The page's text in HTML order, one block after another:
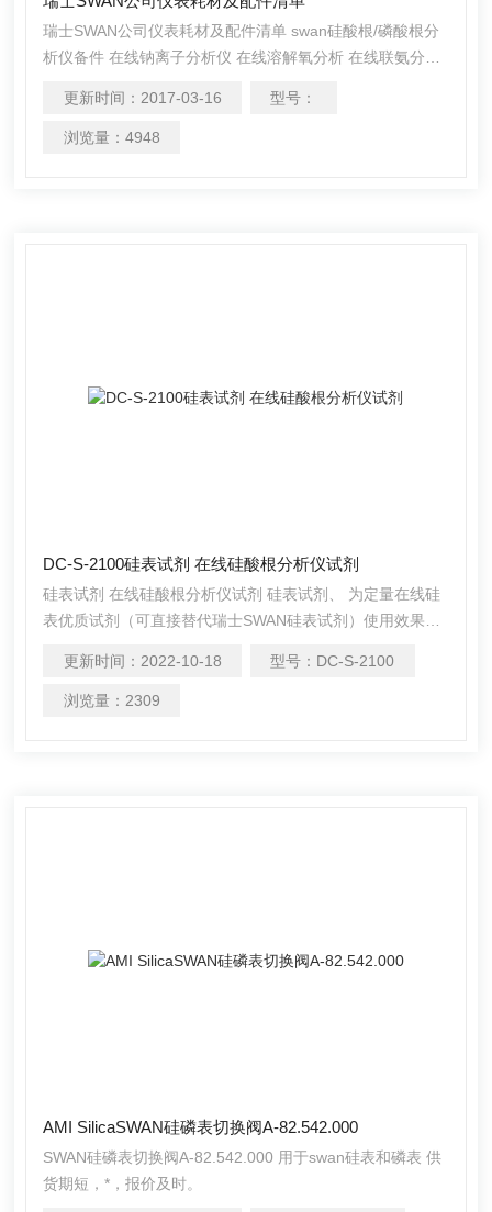
瑞士SWAN公司仪表耗材及配件清单 swan硅酸根/磷酸根分
析仪备件 在线钠离子分析仪 在线溶解氧分析 在线联氨分析
PH测量仪
更新时间： 2017-03-16 型号：
浏览量： 4948
DC-S-2100硅表试剂 在线硅酸根分析仪试剂
硅表试剂 在线硅酸根分析仪试剂 硅表试剂、 为定量在线硅
表优质试剂（可直接替代瑞士SWAN硅表试剂）使用效果得
合瑞士SWAN在线硅表、使用周期约为40天 用于CROPRA
型硅酸根分析仪。 用于CROPRA型磷酸根分析仪。
更新时间： 2022-10-18 型号： DC-S-2100
浏览量： 2309
AMI SilicaSWAN硅磷表切换阀A-82.542.000
SWAN硅磷表切换阀A-82.542.000 用于swan硅表和磷表 供
货期短，*，报价及时。